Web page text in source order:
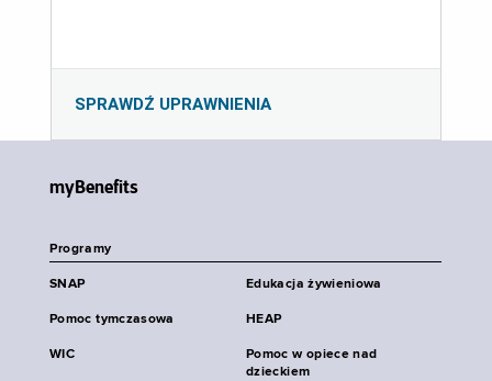
SPRAWDŹ UPRAWNIENIA
myBenefits
Programy
SNAP Edukacja żywieniowa
Pomoc tymczasowa HEAP
WIC
Pomoc w opiece nad
dzieckiem